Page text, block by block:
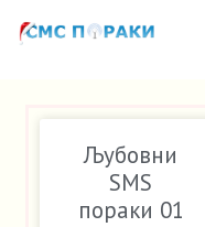
Љубовни
SMS
пораки 01